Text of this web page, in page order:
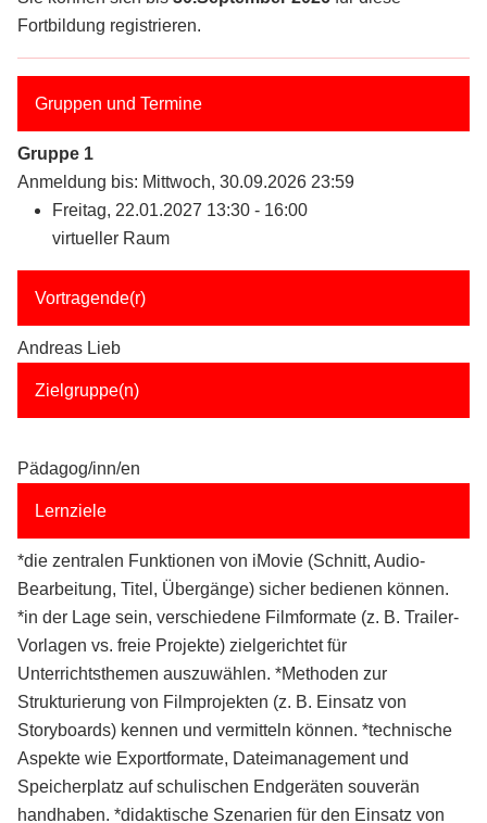
Fortbildung registrieren.
Gruppen und Termine
Gruppe 1
Anmeldung bis: Mittwoch, 30.09.2026 23:59
Freitag, 22.01.2027 13:30 - 16:00
virtueller Raum
Vortragende(r)
Andreas Lieb
Zielgruppe(n)
Pädagog/inn/en
Lernziele
*die zentralen Funktionen von iMovie (Schnitt, Audio-
Bearbeitung, Titel, Übergänge) sicher bedienen können.
*in der Lage sein, verschiedene Filmformate (z. B. Trailer-
Vorlagen vs. freie Projekte) zielgerichtet für
Unterrichtsthemen auszuwählen. *Methoden zur
Strukturierung von Filmprojekten (z. B. Einsatz von
Storyboards) kennen und vermitteln können. *technische
Aspekte wie Exportformate, Dateimanagement und
Speicherplatz auf schulischen Endgeräten souverän
handhaben. *didaktische Szenarien für den Einsatz von